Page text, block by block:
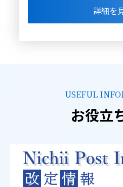
詳細を
USEFUL
お役立